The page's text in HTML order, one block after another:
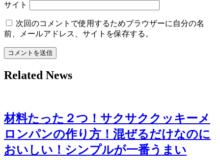
サイト
次回のコメントで使用するためブラウザーに自分の名
前、メールアドレス、サイトを保存する。
Related News
材料たった２つ！サクサククッキーメ
ロンパンの作り方！混ぜるだけなのに
おいしい！シンプルが一番うまい